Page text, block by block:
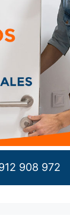
908 972